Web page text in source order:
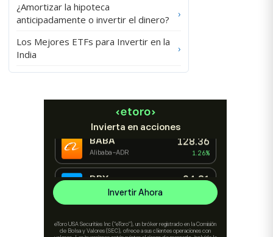
¿Amortizar la hipoteca
anticipadamente o invertir el dinero?
›
Los Mejores ETFs para Invertir en la
India
›